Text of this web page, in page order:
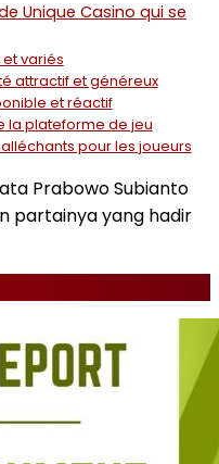
Unique Casino qui se
variés
attractif et généreux
et réactif
la plateforme de jeu
pour les joueurs
Prabowo Subianto
partainya yang hadir